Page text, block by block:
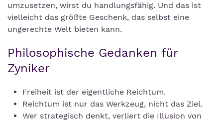
umzusetzen, wirst du handlungsfähig. Und das ist
vielleicht das größte Geschenk, das selbst eine
ungerechte Welt bieten kann.
Philosophische Gedanken für
Zyniker
Freiheit ist der eigentliche Reichtum.
Reichtum ist nur das Werkzeug, nicht das Ziel.
Wer strategisch denkt, verliert die Illusion von